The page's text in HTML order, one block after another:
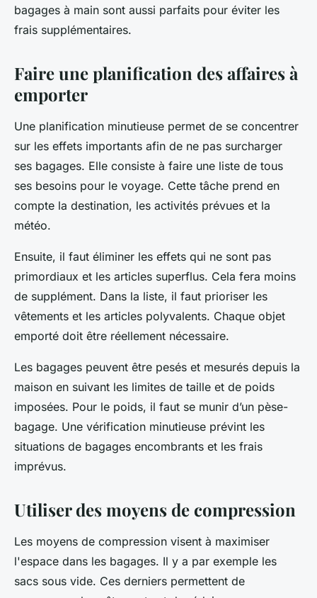
bagages à main sont aussi parfaits pour éviter les
frais supplémentaires.
Faire une planification des affaires à
emporter
Une planification minutieuse permet de se concentrer
sur les effets importants afin de ne pas surcharger
ses bagages. Elle consiste à faire une liste de tous
ses besoins pour le voyage. Cette tâche prend en
compte la destination, les activités prévues et la
météo.
Ensuite, il faut éliminer les effets qui ne sont pas
primordiaux et les articles superflus. Cela fera moins
de supplément. Dans la liste, il faut prioriser les
vêtements et les articles polyvalents. Chaque objet
emporté doit être réellement nécessaire.
Les bagages peuvent être pesés et mesurés depuis la
maison en suivant les limites de taille et de poids
imposées. Pour le poids, il faut se munir d’un pèse-
bagage. Une vérification minutieuse prévint les
situations de bagages encombrants et les frais
imprévus.
Utiliser des moyens de compression
Les moyens de compression visent à maximiser
l'espace dans les bagages. Il y a par exemple les
sacs sous vide. Ces derniers permettent de